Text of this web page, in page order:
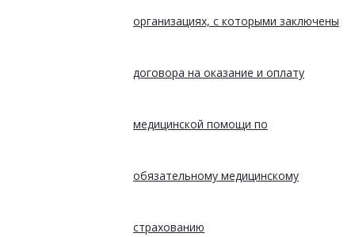
организациях, с которыми заключены
договора на оказание и оплату
медицинской помощи по
обязательному медицинскому
страхованию